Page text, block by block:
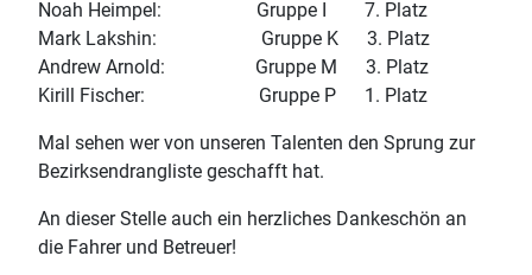
Noah Heimpel: Gruppe I 7. Platz
Mark Lakshin: Gruppe K 3. Platz
Andrew Arnold: Gruppe M 3. Platz
Kirill Fischer: Gruppe P 1. Platz
Mal sehen wer von unseren Talenten den Sprung zur
Bezirksendrangliste geschafft hat.
An dieser Stelle auch ein herzliches Dankeschön an
die Fahrer und Betreuer!